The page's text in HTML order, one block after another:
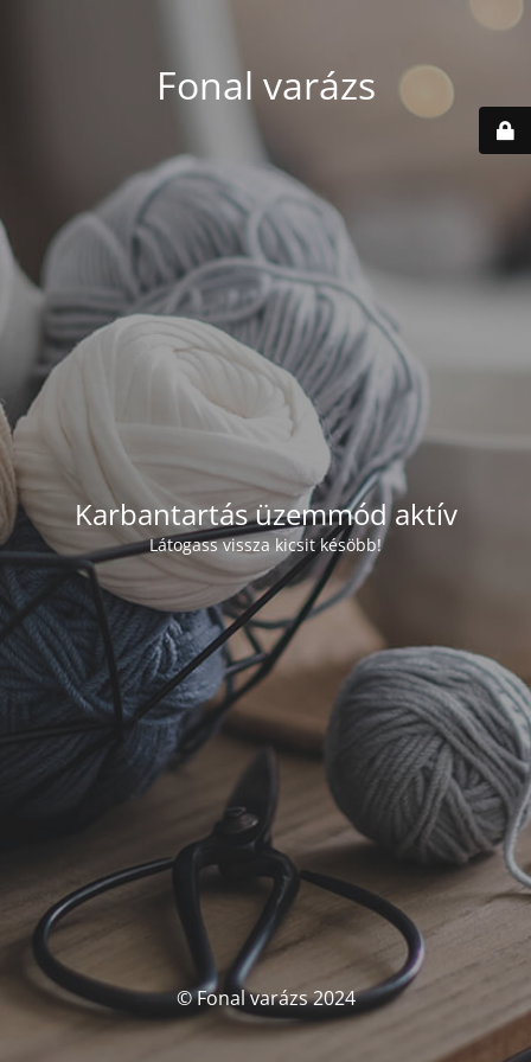
Fonal varázs
Karbantartás üzemmód aktív
Látogass vissza kicsit késöbb!
© Fonal varázs 2024